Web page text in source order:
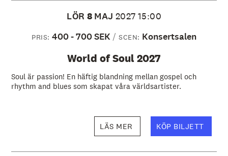
LÖR 8 MAJ 2027 15:00
PRIS: 400 - 700 SEK SCEN: Konsertsalen
World of Soul 2027
Soul är passion! En häftig blandning mellan gospel och
rhythm and blues som skapat våra världsartister.
KÖP BILJETT
LÄS MER